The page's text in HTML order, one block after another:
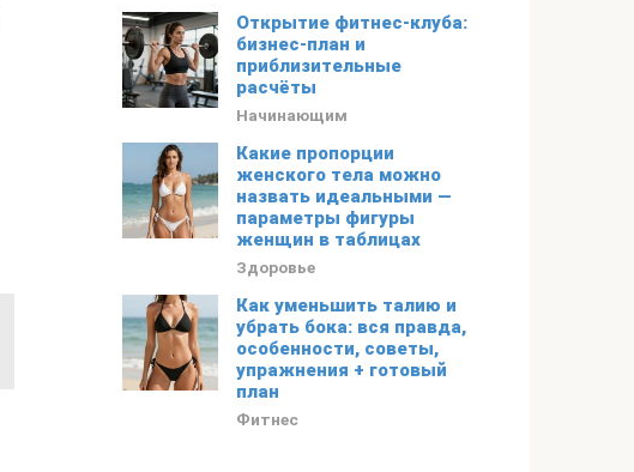
Открытие фитнес-клуба:
бизнес-план и
приблизительные
расчёты
Начинающим
Какие пропорции
женского тела можно
назвать идеальными —
параметры фигуры
женщин в таблицах
Здоровье
Как уменьшить талию и
убрать бока: вся правда,
особенности, советы,
упражнения + готовый
план
Фитнес